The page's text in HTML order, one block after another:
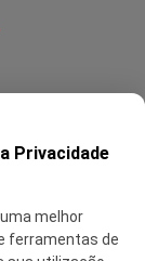
Privacidade
melhor
ferramentas de